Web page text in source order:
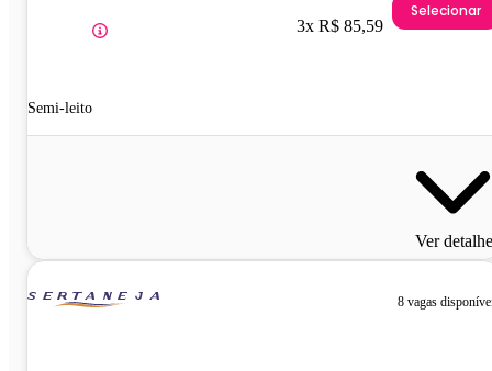
Semi-leito
3x R$ 85,59
Selecionar
Ver
8 vagas